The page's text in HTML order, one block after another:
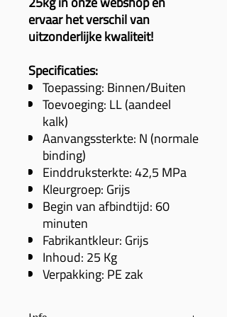
ervaar het verschil van
uitzonderlijke kwaliteit!
Specificaties:
Toepassing: Binnen/Buiten
Toevoeging: LL (aandeel
kalk)
Aanvangssterkte: N (normale
binding)
Einddruksterkte: 42,5 MPa
Kleurgroep: Grijs
Begin van afbindtijd: 60
minuten
Fabrikantkleur: Grijs
Inhoud: 25 Kg
Verpakking: PE zak